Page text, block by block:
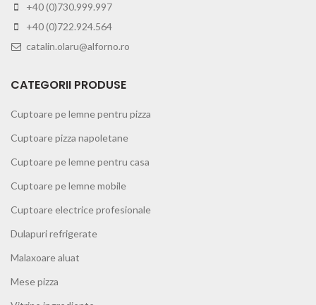
+40 (0)730.999.997
+40 (0)722.924.564
catalin.olaru@alforno.ro
CATEGORII PRODUSE
Cuptoare pe lemne pentru pizza
Cuptoare pizza napoletane
Cuptoare pe lemne pentru casa
Cuptoare pe lemne mobile
Cuptoare electrice profesionale
Dulapuri refrigerate
Malaxoare aluat
Mese pizza